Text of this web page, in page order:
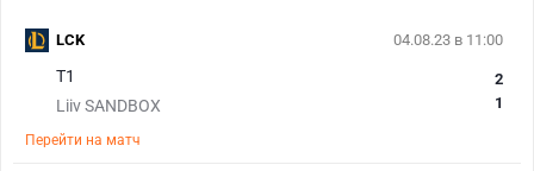
04.08.23 в 11:00
T1
Liiv SANDBOX
2
1
Перейти на матч
LCK